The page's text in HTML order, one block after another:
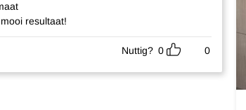
resultaat!
Nuttig? 0 0